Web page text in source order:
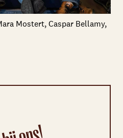
Mostert, Caspar Bellamy,